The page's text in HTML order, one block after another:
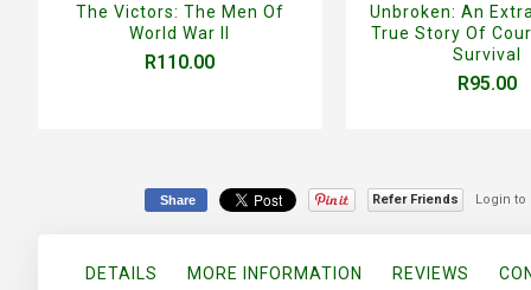
The Victors: The Men Of
World War II
R110.00
Unbroken: An
True Story Of
Survival
R95.00
Share Refer Friends Login to
DETAILS MORE INFORMATION REVIEWS